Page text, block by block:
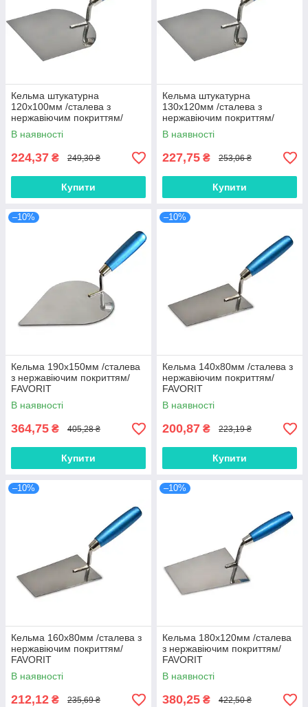
Кельма штукатурна
120х100мм /сталева з
нержавіючим покриттям/
FAVORIT
В наявності
224,37 ₴ 249,30 ₴
Купити
Кельма штукатурна
130х120мм /сталева з
нержавіючим покриттям/
FAVORIT
В наявності
227,75 ₴ 253,06 ₴
Купити
–10%
Кельма 190х150мм /сталева
з нержавіючим покриттям/
FAVORIT
В наявності
364,75 ₴ 405,28 ₴
Купити
–10%
Кельма 140х80мм /сталева з
нержавіючим покриттям/
FAVORIT
В наявності
200,87 ₴ 223,19 ₴
Купити
–10%
Кельма 160х80мм /сталева з
нержавіючим покриттям/
FAVORIT
В наявності
212,12 ₴ 235,69 ₴
–10%
Кельма 180х120мм /сталева
з нержавіючим покриттям/
FAVORIT
В наявності
380,25 ₴ 422,50 ₴